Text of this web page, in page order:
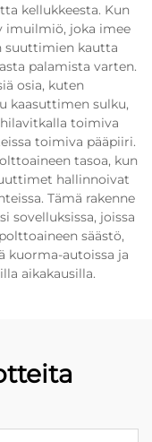
kellukkeesta. Kun
imuilmiö, joka imee
suuttimien kautta
palamista varten.
osia, kuten
kaasuttimen sulku,
toimiva
toimiva pääpiiri.
tasoa, kun
hallinnoivat
Tämä rakenne
sovelluksissa, joissa
säästö,
kuorma-autoissa ja
aikakausilla.